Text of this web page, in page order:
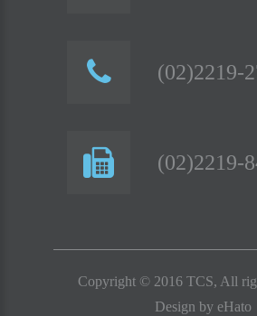
(02)2219-
(02)2219-
Copyright © 2016 TCS, All
Design by eHato